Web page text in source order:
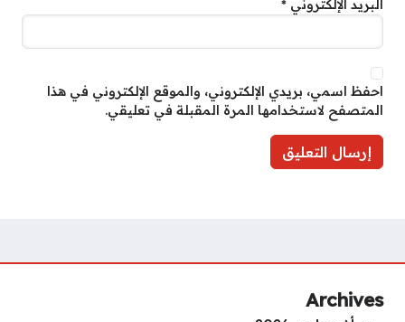
البريد الإلكتروني *
احفظ اسمي، بريدي الإلكتروني، والموقع الإلكتروني في هذا
المتصفح لاستخدامها المرة المقبلة في تعليقي.
Archives